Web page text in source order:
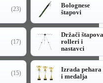
(23)
Bolognese
štapovi
(17)
Držači štapova
rolleri i
nastavci
(15)
Izrada pehara
i medalja